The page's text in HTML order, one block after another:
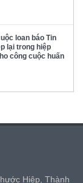
loan báo Tin
lại trong hiệp
công cuộc huấn
Hiệp, Thành